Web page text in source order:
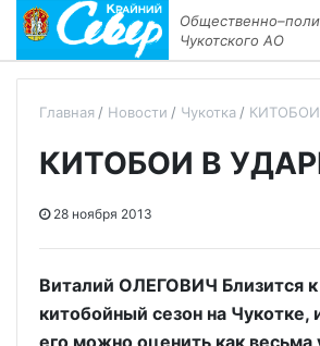
Чукотского АО
Главная Новости Чукотка
КИТОБОИ В
28 ноября 2013
Виталий ОЛЕГОВИЧ Близится
китобойный сезон на Чукотке,
его можно оценить как весьма